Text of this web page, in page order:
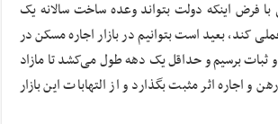
فرض اینکه دولت بتواند وعده ساخت سالانه یک
کند، بعید است بتوانیم در بازار اجاره مسکن در
ثبات برسیم و حداقل یک دهه طول می‌کشد تا مازاد
و اجاره اثر مثبت بگذارد و از التهابات این بازار